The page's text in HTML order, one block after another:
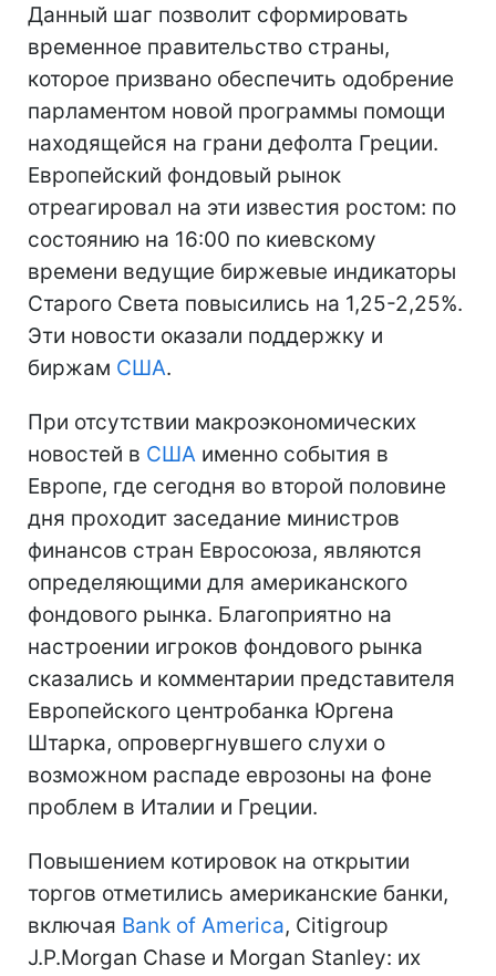
Данный шаг позволит сформировать
временное правительство страны,
которое призвано обеспечить одобрение
парламентом новой программы помощи
находящейся на грани дефолта Греции.
Европейский фондовый рынок
отреагировал на эти известия ростом: по
состоянию на 16:00 по киевскому
времени ведущие биржевые индикаторы
Старого Света повысились на 1,25-2,25%.
Эти новости оказали поддержку и
биржам США.
При отсутствии макроэкономических
новостей в США именно события в
Европе, где сегодня во второй половине
дня проходит заседание министров
финансов стран Евросоюза, являются
определяющими для американского
фондового рынка. Благоприятно на
настроении игроков фондового рынка
сказались и комментарии представителя
Европейского центробанка Юргена
Штарка, опровергнувшего слухи о
возможном распаде еврозоны на фоне
проблем в Италии и Греции.
Повышением котировок на открытии
торгов отметились американские банки,
включая Bank of America, Citigroup
J.P.Morgan Chase и Morgan Stanley: их